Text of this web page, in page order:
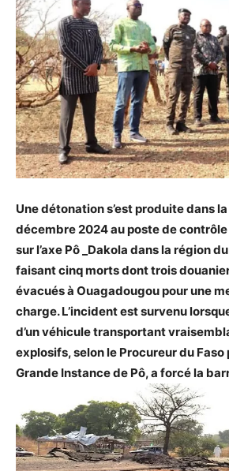
Une détonation s’est produite dans
décembre 2024 au poste de
sur l’axe Pô _Dakola dans la région
faisant cinq morts dont trois
évacués à Ouagadougou pour une
charge. L’incident est survenu
d’un véhicule transportant
explosifs, selon le Procureur du Faso
Grande Instance de Pô, a forcé la